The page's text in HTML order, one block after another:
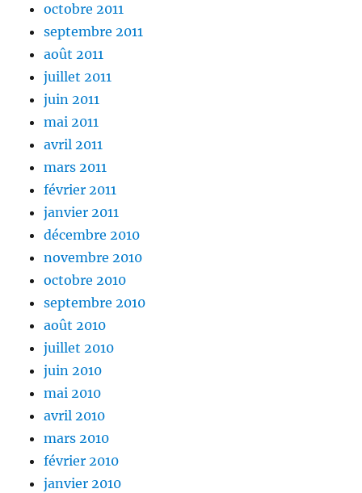
octobre 2011
septembre 2011
août 2011
juillet 2011
juin 2011
mai 2011
avril 2011
mars 2011
février 2011
janvier 2011
décembre 2010
novembre 2010
octobre 2010
septembre 2010
août 2010
juillet 2010
juin 2010
mai 2010
avril 2010
mars 2010
février 2010
janvier 2010